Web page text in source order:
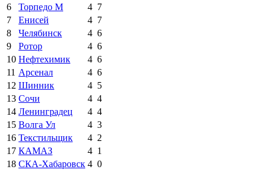
6
Торпедо М 4 7
7
Енисей 4 7
8
Челябинск 4 6
9
Ротор 4 6
10 Нефтехимик 4 6
11 Арсенал 4 6
12 Шинник 4 5
13 Сочи 4 4
14 Ленинградец 4 4
15 Волга Ул 4 3
16 Текстильщик 4 2
17 КАМАЗ 4 1
18 СКА-Хабаровск 4 0